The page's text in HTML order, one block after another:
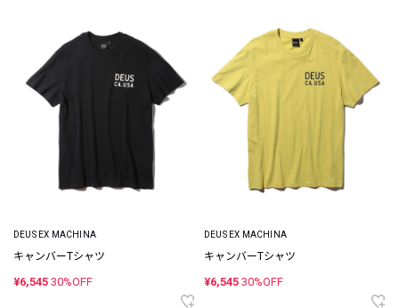
DEUS EX MACHINA
キャンバーTシャツ
¥6,545 30%OFF
DEUS EX MACHINA
キャンバーTシャツ
¥6,545 30%OFF